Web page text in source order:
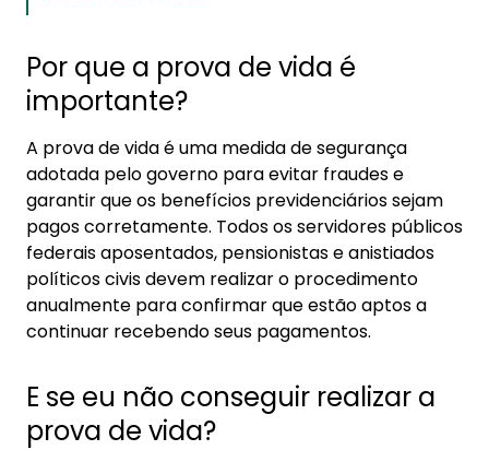
Por que a prova de vida é
importante?
A prova de vida é uma medida de segurança
adotada pelo governo para evitar fraudes e
garantir que os benefícios previdenciários sejam
pagos corretamente. Todos os servidores públicos
federais aposentados, pensionistas e anistiados
políticos civis devem realizar o procedimento
anualmente para confirmar que estão aptos a
continuar recebendo seus pagamentos.
E se eu não conseguir realizar a
prova de vida?